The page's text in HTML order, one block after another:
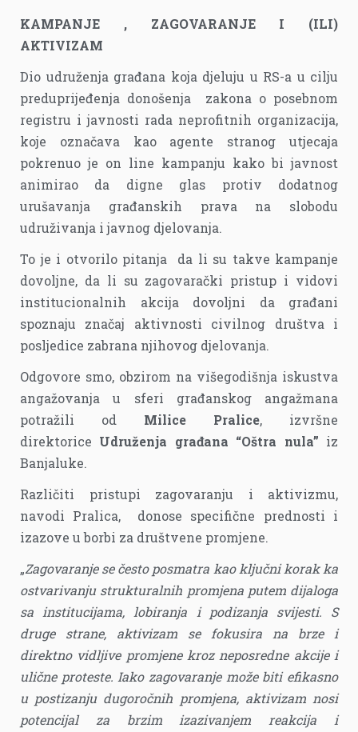
KAMPANJE , ZAGOVARANJE I (ILI)
AKTIVIZAM
Dio udruženja građana koja djeluju u RS-a u cilju
preduprijeđenja donošenja zakona o posebnom
registru i javnosti rada neprofitnih organizacija,
koje označava kao agente stranog utjecaja
pokrenuo je on line kampanju kako bi javnost
animirao da digne glas protiv dodatnog
urušavanja građanskih prava na slobodu
udruživanja i javnog djelovanja.
To je i otvorilo pitanja da li su takve kampanje
dovoljne, da li su zagovarački pristup i vidovi
institucionalnih akcija dovoljni da građani
spoznaju značaj aktivnosti civilnog društva i
posljedice zabrana njihovog djelovanja.
Odgovore smo, obzirom na višegodišnja iskustva
angažovanja u sferi građanskog angažmana
potražili od Milice Pralice, izvršne
direktorice Udruženja građana “Oštra nula” iz
Banjaluke.
Različiti pristupi zagovaranju i aktivizmu,
navodi Pralica, donose specifične prednosti i
izazove u borbi za društvene promjene.
„Zagovaranje se često posmatra kao ključni korak ka
ostvarivanju strukturalnih promjena putem dijaloga
sa institucijama, lobiranja i podizanja svijesti. S
druge strane, aktivizam se fokusira na brze i
direktno vidljive promjene kroz neposredne akcije i
ulične proteste. Iako zagovaranje može biti efikasno
u postizanju dugoročnih promjena, aktivizam nosi
potencijal za brzim izazivanjem reakcija i